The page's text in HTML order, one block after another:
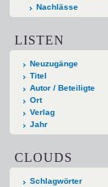
Nachlässe
LISTEN
Neuzugänge
Titel
Autor / Beteiligte
Ort
Verlag
Jahr
CLOUDS
Schlagwörter